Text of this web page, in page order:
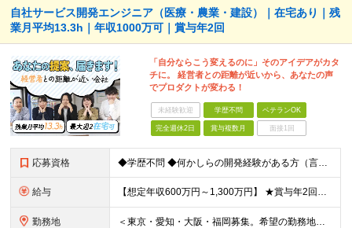
自社サービス開発エンジニア（医療・農業・建設）｜在宅あり｜残
業月平均13.3h｜年収1000万可｜賞与年2回
「自分ならこう変えるのに」そのアイデアがカタ
チに。 経営者との距離が近いから、あなたの声
でプロダクトが変わる！
未経験歓迎 学歴不問 ベテランOK
完全週休2日 賞与複数月 面接1回
応募資格 ◆学歴不問 ◆何かしらの開発経験がある方（言語不問） ◆マネジメント経験がある方（規模不問） ＜以下のような方を歓迎します＞ ◎これまでの経験を活かし管理職を目指したい方 ◎新しいサービスの企画から
給与 【想定年収600万円～1,300万円】 ★賞与年2回＋勤務地手当＋残業手当（年平均残業時間にて算出）を含む ※基本給＋勤務地手当＋役職手当 ※勤務地手当：結婚の有無に関係なく、物価などの違いを考慮して
勤務地 ＜東京・愛知・大阪・福岡募集。希望の勤務地で働けます＞ 希望通りの配属＆転勤も基本なし！ 「プロジェクト人員の枠を広げたい」などといった、 会社からの強制的な異動・出向依頼はありません。 ■東京オフ